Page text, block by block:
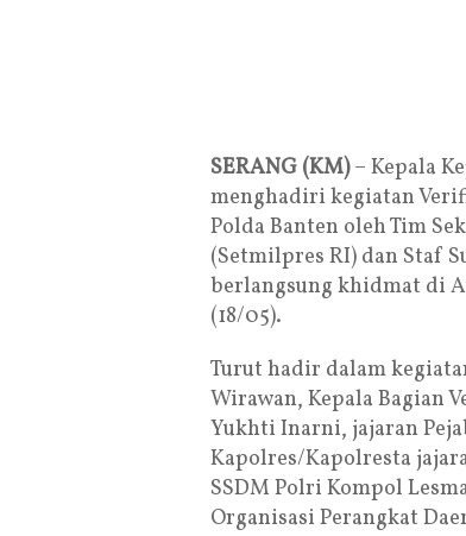
SERANG (KM)– Kepala
menghadiri kegiatan
Polda Banten oleh Tim
(Setmilpres RI) dan Staf
berlangsung khidmat di
(18/05).
Turut hadir dalam
Wirawan, Kepala Bagian
Yukhti Inarni, jajaran
Kapolres/Kapolresta
SSDM Polri Kompol
Organisasi Perangkat